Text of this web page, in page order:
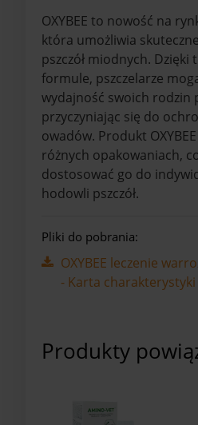
OXYBEE to nowość na
która umożliwia
pszczół miodnych. Dzięki
formule, pszczelarze
wydajność swoich rodzin
przyczyniając się do
owadów. Produkt
różnych opakowaniach,
dostosować go do
hodowli pszczół.
Pliki do pobrania:
OXYBEE leczenie
- Karta charakterystyki
Produkty